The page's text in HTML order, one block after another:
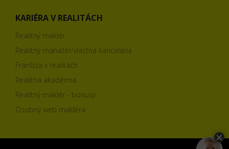
KARIÉRA V REALITÁCH
Realitný maklér
Realitný manažér/vlastná kancelária
Franšíza v realitách
Realitná akadémia
Realitný maklér - bonusy
Osobný web makléra